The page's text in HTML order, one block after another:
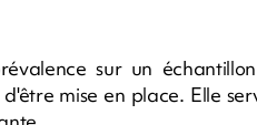
sur un
mise en place. Elle